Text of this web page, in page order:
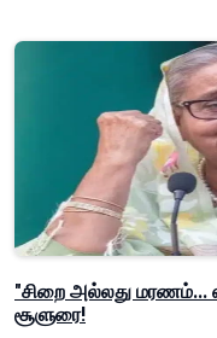
"சிறை அல்லது மரணம்...
சூளுரை!